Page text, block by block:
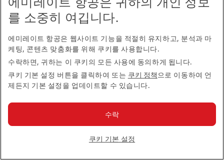
습니다.
맨 위로 돌아가기
내 요금 보류
내 요금 잡아두기란 무엇인가요?
내 요금 잡아두기는 요금 견적을 24시간 동안 유지하는
기능입니다. 나중에 결제하기로 결정하면, 해당 시점에
요금이 변경되었더라도 차액을 지불할 필요가 없습니다.
요금을 잡아두는 데에는 별도의 수수료가 없습니다.
를 소중히 여깁니다.
에미레이트 항공은 웹사이트 기능을 적절히 유지하고, 분석과 마
케팅, 콘텐츠 맞춤화를 위해 쿠키를 사용합니다.
수락하면, 귀하는 이 쿠키의 모든 사용에 동의하게 됩니다.
쿠키 기본 설정 버튼을 클릭하여 또는 쿠키 정책으로 이동하여 언
제든지 기본 설정을 업데이트할 수 있습니다.
쿠키 기본 설정
수락